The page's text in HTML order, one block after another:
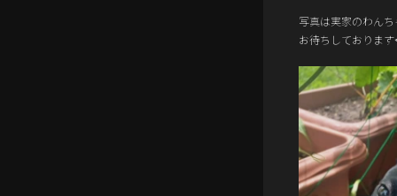
写真は実家のわん
お待ちしております